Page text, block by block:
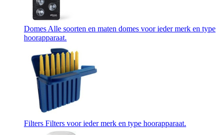
Domes Alle soorten en maten domes voor ieder merk en type
hoorapparaat.
Filters Filters voor ieder merk en type hoorapparaat.